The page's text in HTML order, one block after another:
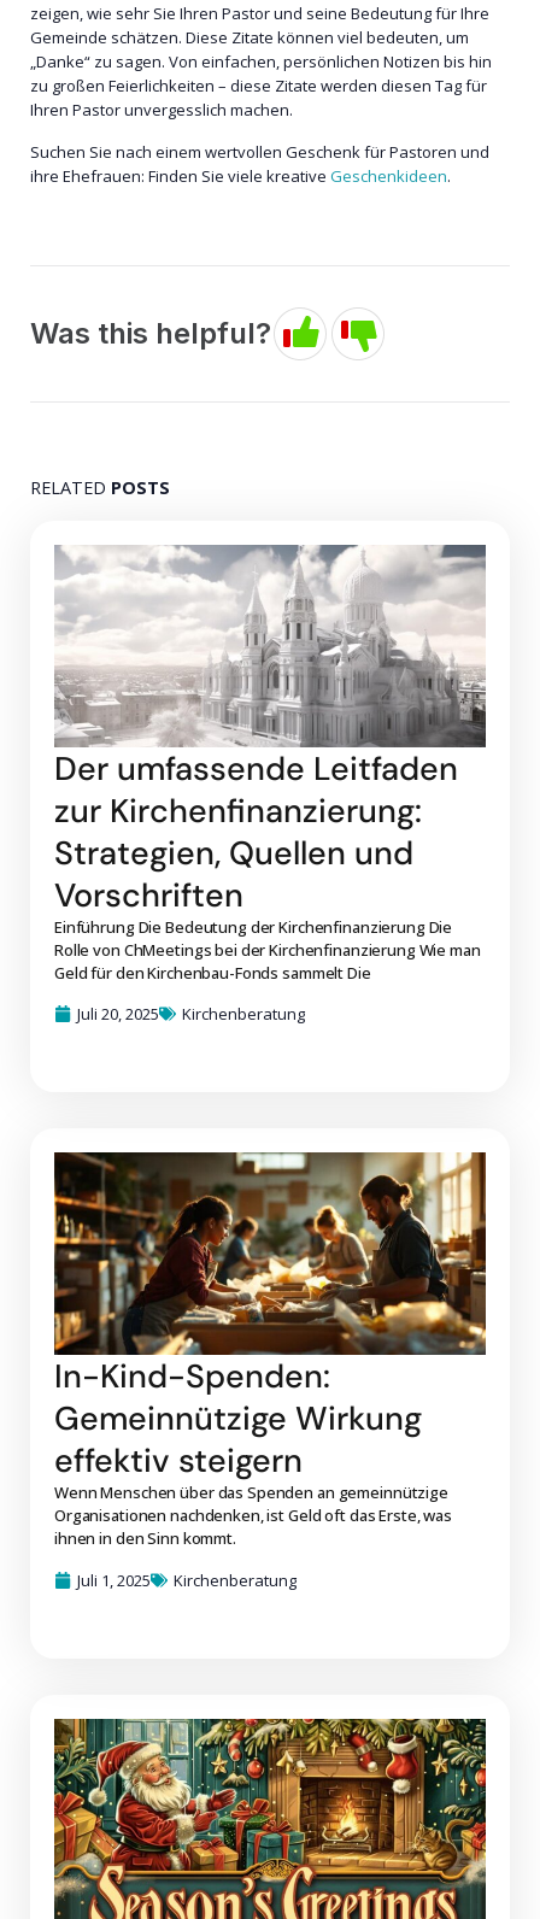
zeigen, wie sehr Sie Ihren Pastor und seine Bedeutung für Ihre
Gemeinde schätzen. Diese Zitate können viel bedeuten, um
„Danke“ zu sagen. Von einfachen, persönlichen Notizen bis hin
zu großen Feierlichkeiten – diese Zitate werden diesen Tag für
Ihren Pastor unvergesslich machen.
Suchen Sie nach einem wertvollen Geschenk für Pastoren und
ihre Ehefrauen: Finden Sie viele kreative Geschenkideen.
Was this helpful?
RELATED POSTS
Der umfassende Leitfaden
zur Kirchenfinanzierung:
Strategien, Quellen und
Vorschriften
Einführung Die Bedeutung der Kirchenfinanzierung Die
Rolle von ChMeetings bei der Kirchenfinanzierung Wie man
Geld für den Kirchenbau-Fonds sammelt Die
Juli 20, 2025
Kirchenberatung
In-Kind-Spenden:
Gemeinnützige Wirkung
effektiv steigern
Wenn Menschen über das Spenden an gemeinnützige
Organisationen nachdenken, ist Geld oft das Erste, was
ihnen in den Sinn kommt.
Juli 1, 2025
Kirchenberatung